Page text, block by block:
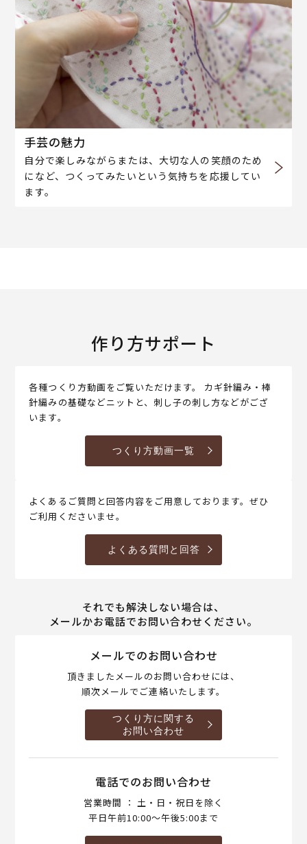
手芸の魅力
自分で楽しみながらまたは、大切な人の笑顔のため
になど、つくってみたいという気持ちを応援してい
ます。
作り方サポート
各種つくり方動画をご覧いただけます。 カギ針編み・棒
針編みの基礎などニットと、刺し子の刺し方などがござ
います。
つくり方動画一覧
よくあるご質問と回答内容をご用意しております。ぜひ
ご利用くださいませ。
よくある質問と回答
それでも解決しない場合は、
メールかお電話でお問い合わせください。
メールでのお問い合わせ
頂きましたメールのお問い合わせには、
順次メールでご連絡いたします。
つくり方に関する
お問い合わせ
電話でのお問い合わせ
営業時間 ： 土・日・祝日を除く
平日午前10:00～午後5:00まで